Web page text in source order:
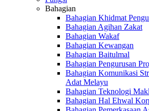
Bahagian
Bahagian Khidmat
Bahagian Agihan Zakat
Bahagian Wakaf
Bahagian Kewangan
Bahagian Baitulmal
Bahagian Pengurusan
Bahagian Komunikasi
Adat Melayu
Bahagian Teknologi
Bahagian Hal Ehwal